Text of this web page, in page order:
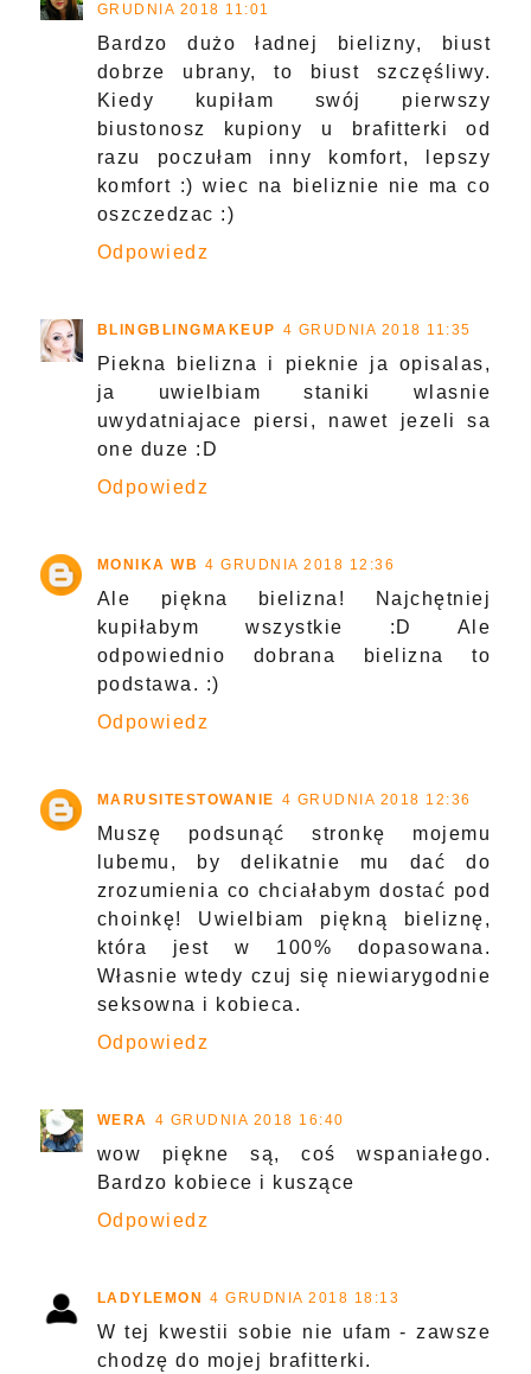
GRUDNIA 2018 11:01
Bardzo dużo ładnej bielizny, biust
dobrze ubrany, to biust szczęśliwy.
Kiedy kupiłam swój pierwszy
biustonosz kupiony u brafitterki od
razu poczułam inny komfort, lepszy
komfort :) wiec na bieliznie nie ma co
oszczedzac :)
Odpowiedz
BLINGBLINGMAKEUP 4 GRUDNIA 2018 11:35
Piekna bielizna i pieknie ja opisalas,
ja uwielbiam staniki wlasnie
uwydatniajace piersi, nawet jezeli sa
one duze :D
Odpowiedz
MONIKA WB 4 GRUDNIA 2018 12:36
Ale piękna bielizna! Najchętniej
kupiłabym wszystkie :D Ale
odpowiednio dobrana bielizna to
podstawa. :)
Odpowiedz
MARUSITESTOWANIE 4 GRUDNIA 2018 12:36
Muszę podsunąć stronkę mojemu
lubemu, by delikatnie mu dać do
zrozumienia co chciałabym dostać pod
choinkę! Uwielbiam piękną bieliznę,
która jest w 100% dopasowana.
Własnie wtedy czuj się niewiarygodnie
seksowna i kobieca.
Odpowiedz
WERA 4 GRUDNIA 2018 16:40
wow piękne są, coś wspaniałego.
Bardzo kobiece i kuszące
Odpowiedz
LADYLEMON 4 GRUDNIA 2018 18:13
W tej kwestii sobie nie ufam - zawsze
chodzę do mojej brafitterki.